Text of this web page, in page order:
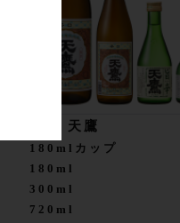
旨辛 天鷹
180mlカップ
180ml
300ml
720ml